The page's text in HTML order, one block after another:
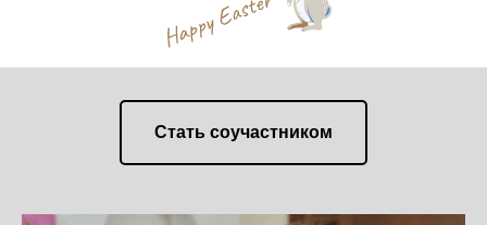
Стать соучастником